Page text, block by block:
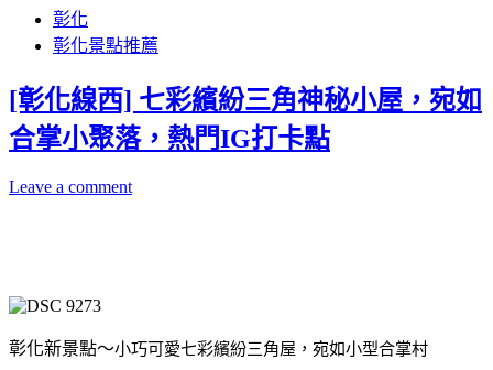
彰化
彰化景點推薦
[彰化線西] 七彩繽紛三角神秘小屋，宛如
合掌小聚落，熱門IG打卡點
Leave a comment
彰化新景點～小巧可愛七彩繽紛三角屋，宛如小型合掌村